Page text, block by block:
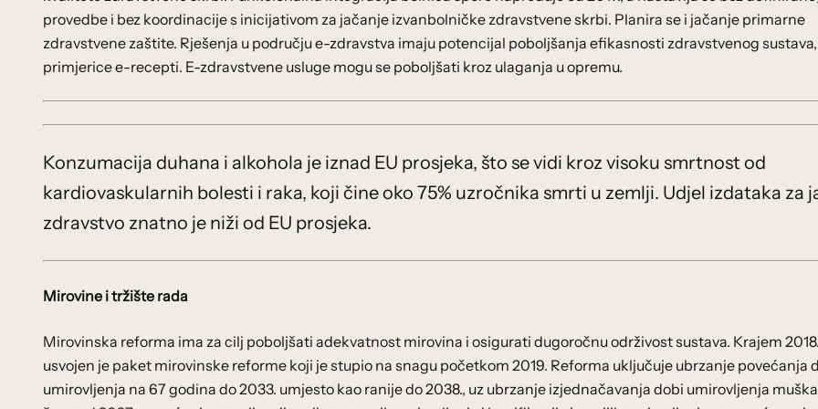
provedbe i bez koordinacije s inicijativom za jačanje izvanbolničke zdravstvene skrbi. Planira se i jačanje primarne
zdravstvene zaštite. Rješenja u području e-zdravstva imaju potencijal poboljšanja efikasnosti zdravstvenog
primjerice e-recepti. E-zdravstvene usluge mogu se poboljšati kroz ulaganja u opremu.
Konzumacija duhana i alkohola je iznad EU prosjeka, što se vidi kroz visoku smrtnost od
kardiovaskularnih bolesti i raka, koji čine oko 75% uzročnika smrti u zemlji. Udjel izdataka za
zdravstvo znatno je niži od EU prosjeka.
Mirovine i tržište rada
Mirovinska reforma ima za cilj poboljšati adekvatnost mirovina i osigurati dugoročnu održivost sustava. Krajem 2018.
usvojen je paket mirovinske reforme koji je stupio na snagu početkom 2019. Reforma uključuje ubrzanje povećanja
umirovljenja na 67 godina do 2033. umjesto kao ranije do 2038., uz ubrzanje izjednačavanja dobi umirovljenja